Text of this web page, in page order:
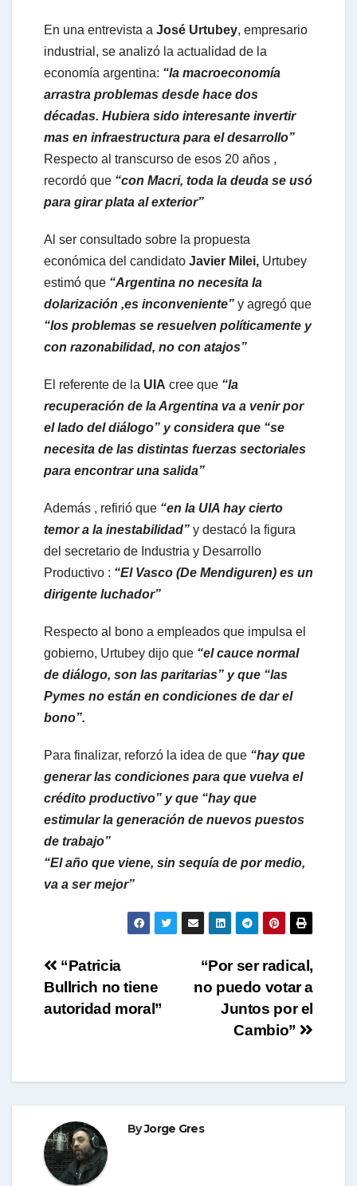
p
En una entrevista a José Urtubey, empresario
industrial, se analizó la actualidad de la
economía argentina: “la macroeconomía
arrastra problemas desde hace dos
décadas. Hubiera sido interesante invertir
mas en infraestructura para el desarrollo”
Respecto al transcurso de esos 20 años ,
recordó que “con Macri, toda la deuda se usó
para girar plata al exterior”
Al ser consultado sobre la propuesta
económica del candidato Javier Milei, Urtubey
estimó que “Argentina no necesita la
dolarización ,es inconveniente” y agregó que
“los problemas se resuelven políticamente y
con razonabilidad, no con atajos”
El referente de la UIA cree que “la
recuperación de la Argentina va a venir por
el lado del diálogo” y considera que “se
necesita de las distintas fuerzas sectoriales
para encontrar una salida”
Además , refirió que “en la UIA hay cierto
temor a la inestabilidad” y destacó la figura
del secretario de Industria y Desarrollo
Productivo : “El Vasco (De Mendiguren) es un
dirigente luchador”
Respecto al bono a empleados que impulsa el
gobierno, Urtubey dijo que “el cauce normal
de diálogo, son las paritarias” y que “las
Pymes no están en condiciones de dar el
bono”.
Para finalizar, reforzó la idea de que “hay que
generar las condiciones para que vuelva el
crédito productivo” y que “hay que
estimular la generación de nuevos puestos
de trabajo”
“El año que viene, sin sequía de por medio,
va a ser mejor”
Navegación
de
“Por ser radical,
no puedo votar a
Juntos por el
Cambio”
“Patricia
Bullrich no tiene
autoridad moral”
ByJorge Gres